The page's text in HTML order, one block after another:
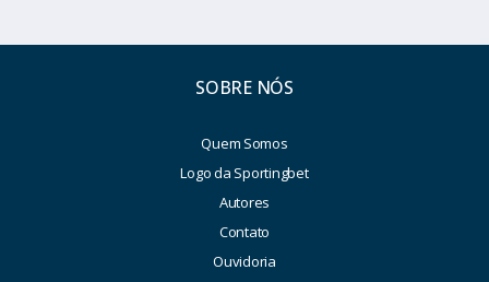
SOBRE NÓS
Quem Somos
Logo da Sportingbet
Autores
Contato
Ouvidoria